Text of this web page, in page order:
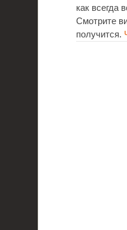
как всегда
Смотрите
получится.